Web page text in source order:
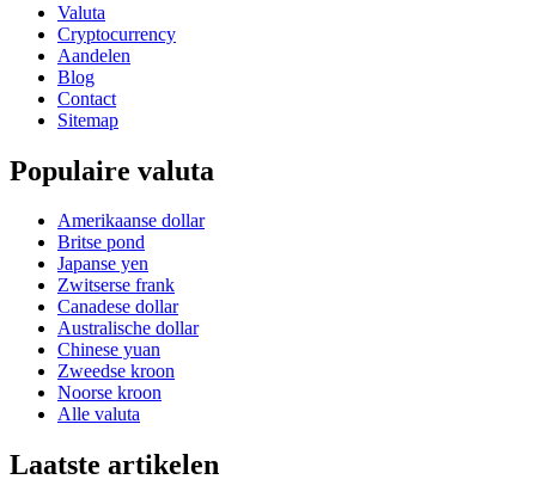
Valuta
Cryptocurrency
Aandelen
Blog
Contact
Sitemap
Populaire valuta
Amerikaanse dollar
Britse pond
Japanse yen
Zwitserse frank
Canadese dollar
Australische dollar
Chinese yuan
Zweedse kroon
Noorse kroon
Alle valuta
Laatste artikelen